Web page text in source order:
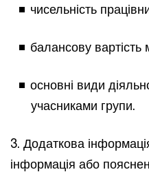
чисельність
балансову вартість
основні види
учасниками групи.
3. Додаткова
інформація або